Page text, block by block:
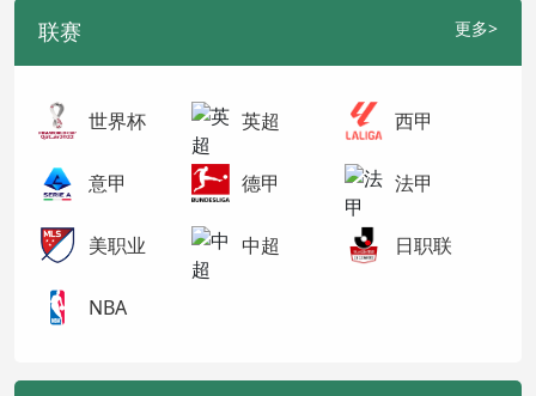
联赛 更多>
世界杯 英超 西甲
意甲 德甲 法甲
美职业 中超 日职联
NBA